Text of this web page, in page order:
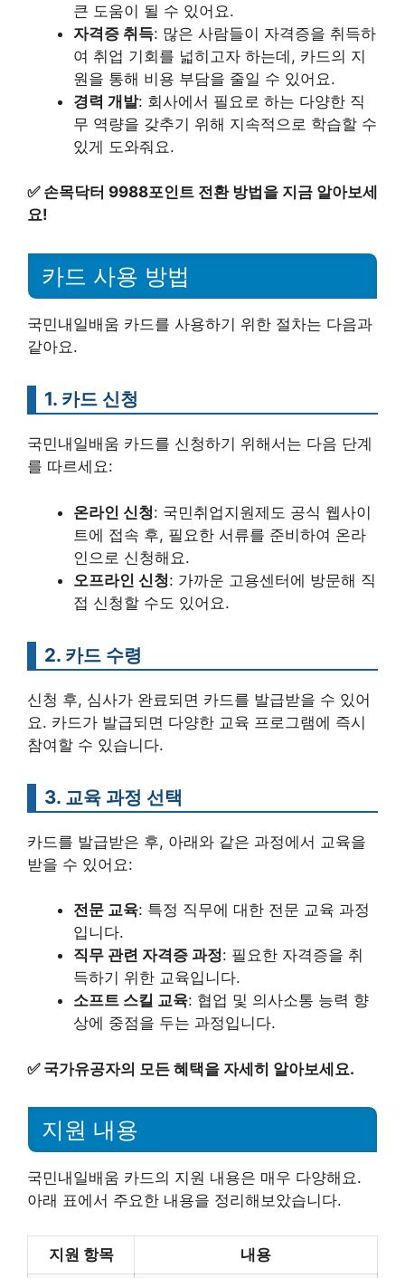
큰 도움이 될 수 있어요.
자격증 취득: 많은 사람들이 자격증을 취득하
여 취업 기회를 넓히고자 하는데, 카드의 지
원을 통해 비용 부담을 줄일 수 있어요.
경력 개발: 회사에서 필요로 하는 다양한 직
무 역량을 갖추기 위해 지속적으로 학습할 수
있게 도와줘요.
✅ 손목닥터 9988포인트 전환 방법을 지금 알아보세
요!
카드 사용 방법
국민내일배움 카드를 사용하기 위한 절차는 다음과
같아요.
1. 카드 신청
국민내일배움 카드를 신청하기 위해서는 다음 단계
를 따르세요:
온라인 신청: 국민취업지원제도 공식 웹사이
트에 접속 후, 필요한 서류를 준비하여 온라
인으로 신청해요.
오프라인 신청: 가까운 고용센터에 방문해 직
접 신청할 수도 있어요.
2. 카드 수령
신청 후, 심사가 완료되면 카드를 발급받을 수 있어
요. 카드가 발급되면 다양한 교육 프로그램에 즉시
참여할 수 있습니다.
3. 교육 과정 선택
카드를 발급받은 후, 아래와 같은 과정에서 교육을
받을 수 있어요:
전문 교육: 특정 직무에 대한 전문 교육 과정
입니다.
직무 관련 자격증 과정: 필요한 자격증을 취
득하기 위한 교육입니다.
소프트 스킬 교육: 협업 및 의사소통 능력 향
상에 중점을 두는 과정입니다.
✅ 국가유공자의 모든 혜택을 자세히 알아보세요.
지원 내용
국민내일배움 카드의 지원 내용은 매우 다양해요.
아래 표에서 주요한 내용을 정리해보았습니다.
지원 항목 내용